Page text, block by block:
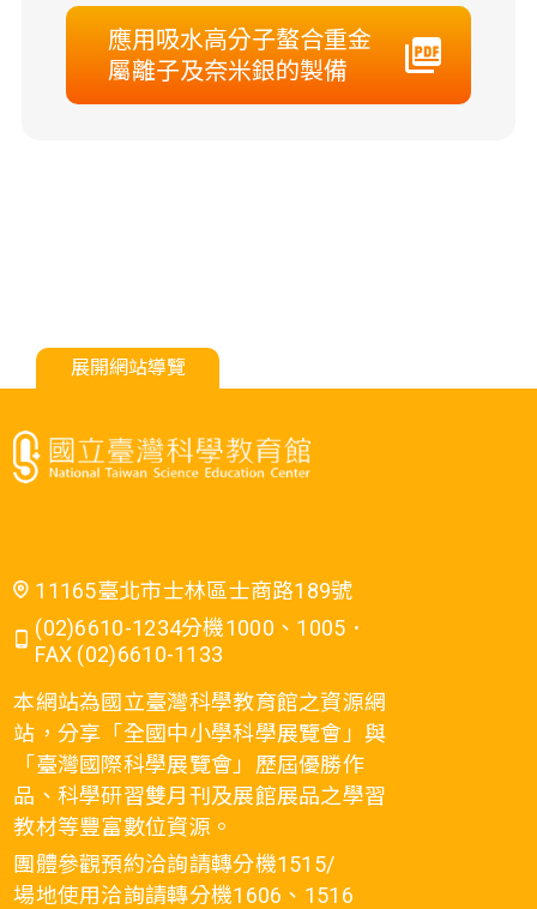
應用吸水高分子螯合重金
屬離子及奈米銀的製備
展開網站導覽
11165臺北市士林區士商路189號
(02)6610-1234分機1000、1005．
FAX (02)6610-1133
本網站為國立臺灣科學教育館之資源網
站，分享「全國中小學科學展覽會」與
「臺灣國際科學展覽會」歷屆優勝作
品、科學研習雙月刊及展館展品之學習
教材等豐富數位資源。
團體參觀預約洽詢請轉分機1515/
場地使用洽詢請轉分機1606、1516